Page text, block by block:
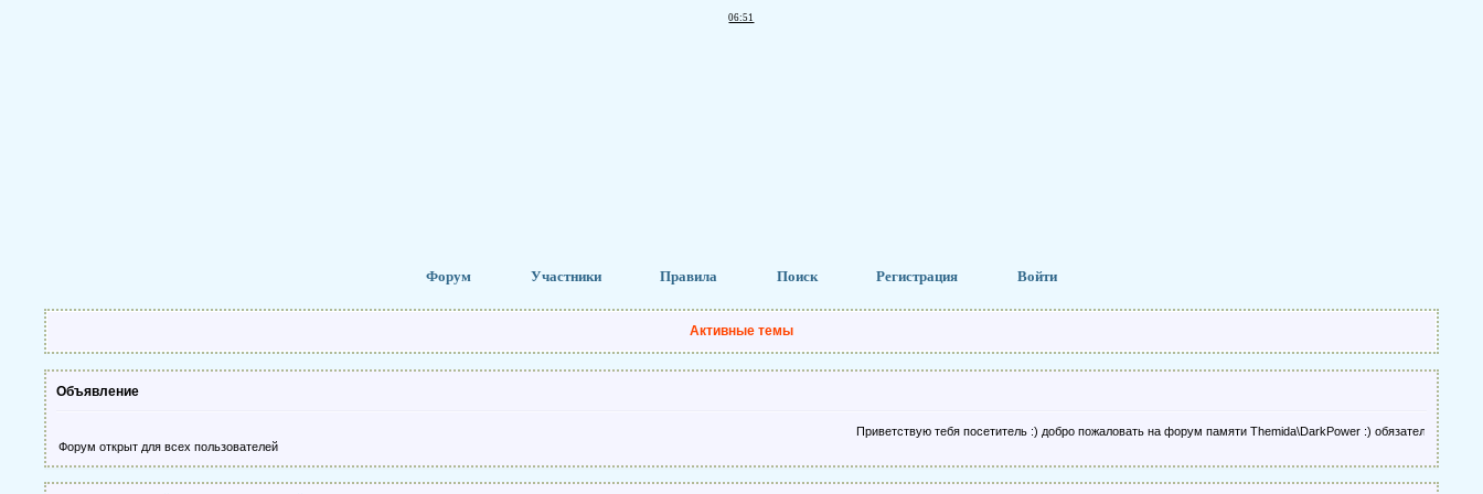
06:51
Форум Участники Правила Поиск Регистрация Войти
Активные темы
Объявление
Приветствую тебя посетитель :) добро пожаловать на форум памяти Themida\DarkPower :) обязательно
Форум открыт для всех пользователей